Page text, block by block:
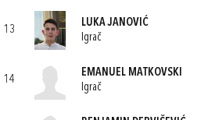
13
LUKA JANOVIĆ
Igrač
14
EMANUEL MATKOVSKI
Igrač